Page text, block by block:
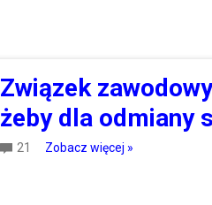
Związek
żeby dla odmiany
21 Zobacz więcej »